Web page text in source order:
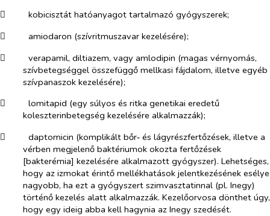
​
kobicisztát hatóanyagot tartalmazó gyógyszerek;
​
amiodaron (szívritmuszavar kezelésére);
​
verapamil, diltiazem, vagy amlodipin (magas vérnyomás,
szívbetegséggel összefüggő mellkasi fájdalom, illetve egyéb
szívpanaszok kezelésére);
​
lomitapid (egy súlyos és ritka genetikai eredetű
koleszterinbetegség kezelésére alkalmazzák);
​
daptomicin (komplikált bőr‑ és lágyrészfertőzések, illetve a
vérben megjelenő baktériumok okozta fertőzések
[bakterémia] kezelésére alkalmazott gyógyszer). Lehetséges,
hogy az izmokat érintő mellékhatások jelentkezésének esélye
nagyobb, ha ezt a gyógyszert szimvasztatinnal (pl. Inegy)
történő kezelés alatt alkalmazzák. Kezelőorvosa dönthet úgy,
hogy egy ideig abba kell hagynia az Inegy szedését.